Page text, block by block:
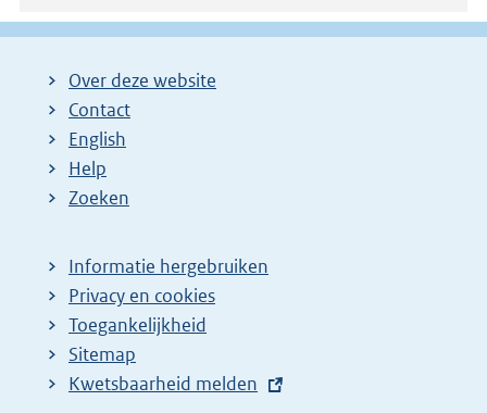
Over deze website
Contact
English
Help
Zoeken
Informatie hergebruiken
Privacy en cookies
Toegankelijkheid
Sitemap
E
Kwetsbaarheid melden